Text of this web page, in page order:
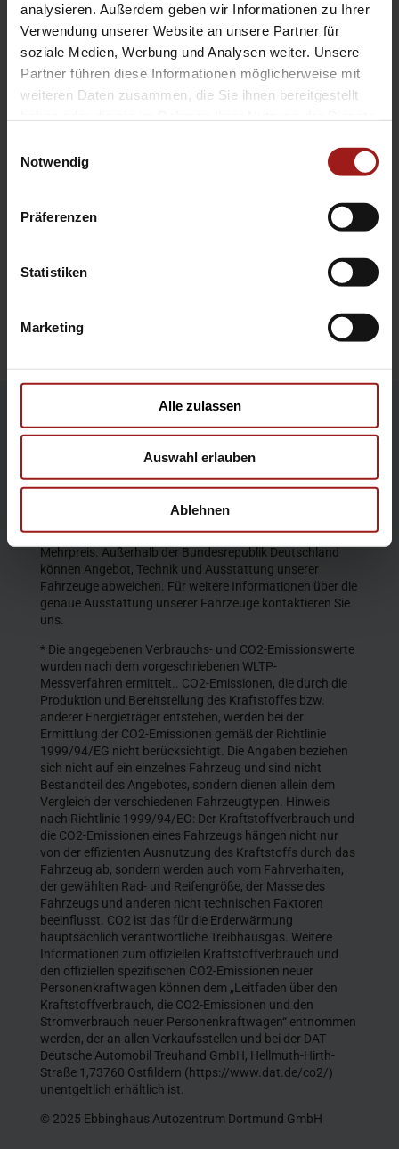
analysieren. Außerdem geben wir Informationen zu Ihrer
Verwendung unserer Website an unsere Partner für
soziale Medien, Werbung und Analysen weiter. Unsere
Partner führen diese Informationen möglicherweise mit
weiteren Daten zusammen, die Sie ihnen bereitgestellt
Notwendig
Präferenzen
Statistiken
Marketing
Alle zulassen
Auswahl erlauben
Ablehnen
Ebbinghaus am Tierpark – Dortmund Kirchhörde
Ebbinghaus Autozentrum – Dortmund Dorstfeld
Ebbinghaus Ford Store – Bochum
Ebbinghaus in Hamm
Ebbinghaus in Kamen
Ebbinghaus in Unna
Garantie
Die Produktbeschreibungen und Abbildungen enthalten
teilweise auch Sonderausstattungen, die nicht zum
entspricht dem Stand bei Veröffentlichung. Wir behalten
Die abgebildeten Farben geben den wirklichen Farbton nur
annähernd wieder. Gezeigte Sonderausstattungen gegen
Mehrpreis. Außerhalb der Bundesrepublik Deutschland
können Angebot, Technik und Ausstattung unserer
Fahrzeuge abweichen. Für weitere Informationen über die
genaue Ausstattung unserer Fahrzeuge kontaktieren Sie
uns.
* Die angegebenen Verbrauchs- und CO2-Emissionswerte
wurden nach dem vorgeschriebenen WLTP-
Messverfahren ermittelt.. CO2-Emissionen, die durch die
Produktion und Bereitstellung des Kraftstoffes bzw.
anderer Energieträger entstehen, werden bei der
Ermittlung der CO2-Emissionen gemäß der Richtlinie
1999/94/EG nicht berücksichtigt. Die Angaben beziehen
sich nicht auf ein einzelnes Fahrzeug und sind nicht
Bestandteil des Angebotes, sondern dienen allein dem
Vergleich der verschiedenen Fahrzeugtypen. Hinweis
nach Richtlinie 1999/94/EG: Der Kraftstoffverbrauch und
die CO2-Emissionen eines Fahrzeugs hängen nicht nur
von der effizienten Ausnutzung des Kraftstoffs durch das
Fahrzeug ab, sondern werden auch vom Fahrverhalten,
der gewählten Rad- und Reifengröße, der Masse des
Fahrzeugs und anderen nicht technischen Faktoren
beeinflusst. CO2 ist das für die Erderwärmung
hauptsächlich verantwortliche Treibhausgas. Weitere
Informationen zum offiziellen Kraftstoffverbrauch und
den offiziellen spezifischen CO2-Emissionen neuer
Personenkraftwagen können dem „Leitfaden über den
Kraftstoffverbrauch, die CO2-Emissionen und den
Stromverbrauch neuer Personenkraftwagen“ entnommen
werden, der an allen Verkaufsstellen und bei der DAT
Deutsche Automobil Treuhand GmbH, Hellmuth-Hirth-
Straße 1,73760 Ostfildern (https://www.dat.de/co2/)
unentgeltlich erhältlich ist.
© 2025 Ebbinghaus Autozentrum Dortmund GmbH